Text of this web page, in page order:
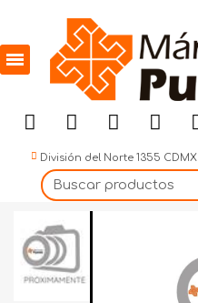
División del Norte 1355 CDMX